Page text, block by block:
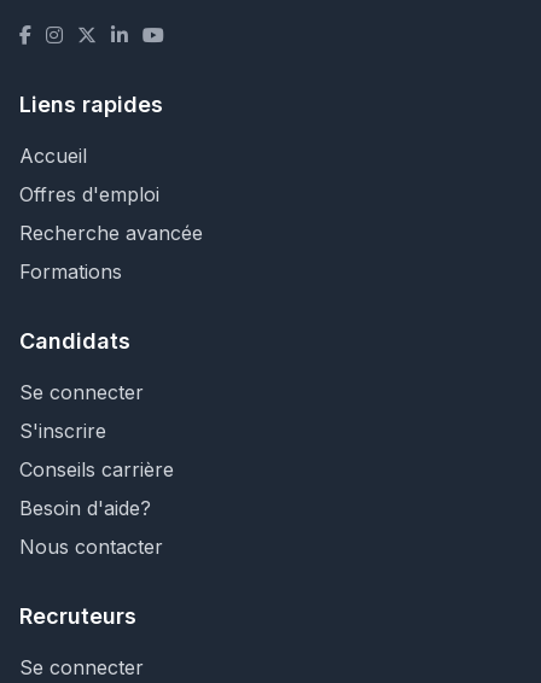
Liens rapides
Accueil
Offres d'emploi
Recherche avancée
Formations
Candidats
Se connecter
S'inscrire
Conseils carrière
Besoin d'aide?
Nous contacter
Recruteurs
Se connecter